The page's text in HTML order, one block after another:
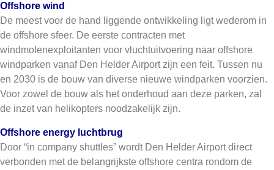
Offshore wind
De meest voor de hand liggende ontwikkeling ligt wederom in
de offshore sfeer. De eerste contracten met
windmolenexploitanten voor vluchtuitvoering naar offshore
windparken vanaf Den Helder Airport zijn een feit. Tussen nu
en 2030 is de bouw van diverse nieuwe windparken voorzien.
Voor zowel de bouw als het onderhoud aan deze parken, zal
de inzet van helikopters noodzakelijk zijn.
Offshore energy luchtbrug
Door “in company shuttles” wordt Den Helder Airport direct
verbonden met de belangrijkste offshore centra rondom de